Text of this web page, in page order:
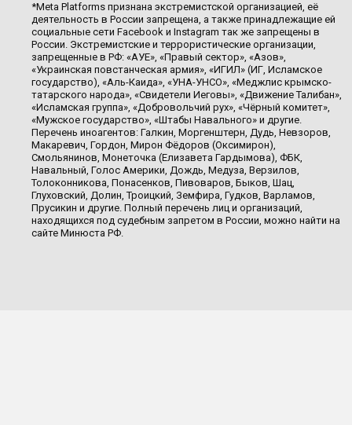
*Meta Platforms признана экстремистской организацией, её
деятельность в России запрещена, а также принадлежащие ей
социальные сети Facebook и Instagram так же запрещены в
России. Экстремистские и террористические организации,
запрещенные в РФ: «АУЕ», «Правый сектор», «Азов»,
«Украинская повстанческая армия», «ИГИЛ» (ИГ, Исламское
государство), «Аль-Каида», «УНА-УНСО», «Меджлис крымско-
татарского народа», «Свидетели Иеговы», «Движение Талибан»,
«Исламская группа», «Добровольчий рух», «Чёрный комитет»,
«Мужское государство», «Штабы Навального» и другие.
Перечень иноагентов: Галкин, Моргенштерн, Дудь, Невзоров,
Макаревич, Гордон, Мирон Фёдоров (Оксимирон),
Смольянинов, Монеточка (Елизавета Гардымова), ФБК,
Навальный, Голос Америки, Дождь, Медуза, Верзилов,
Толоконникова, Понасенков, Пивоваров, Быков, Шац,
Глуховский, Долин, Троицкий, Земфира, Гудков, Варламов,
Прусикин и другие. Полный перечень лиц и организаций,
находящихся под судебным запретом в России, можно найти на
сайте Минюста РФ.